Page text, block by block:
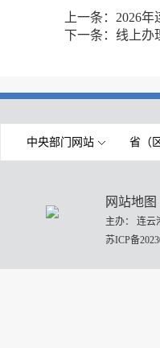
上一条： 2026
下一条： 线上办
中央部门网站 省（
网站地图
主办： 连
苏ICP备